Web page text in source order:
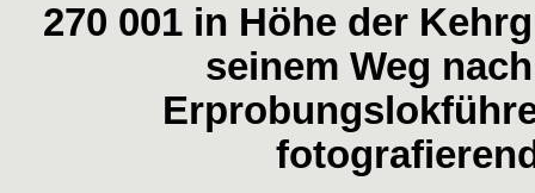
270 001 in Höhe der
seinem Weg